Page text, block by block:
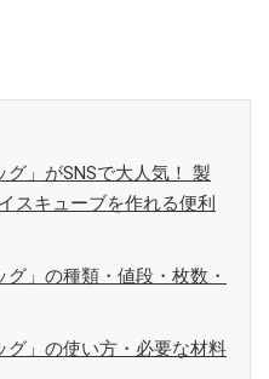
」がSNSで大人気！ 製
スキューブを作れる便利
」の種類・値段・枚数・
グ」の使い方・必要な材料